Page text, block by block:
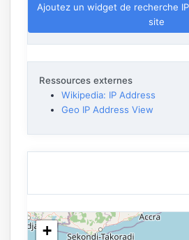
Ajoutez un widget de recherche
site
Ressources externes
Wikipedia: IP Address
Geo IP Address View
+